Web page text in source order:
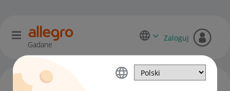
Gadane
Zaloguj